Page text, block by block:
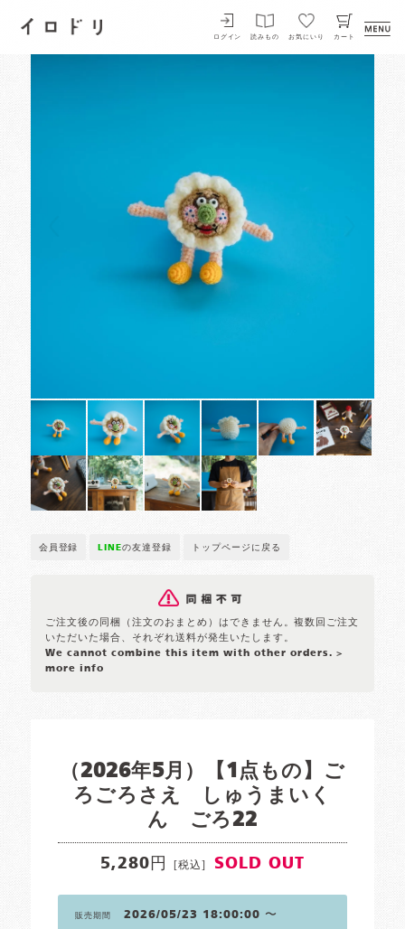
イロドリ
ログイン 読みもの お気にいり カート
会員登録 LINEの友達登録 トップページに戻る
ご注文後の同梱（注文のおまとめ）はできません。複数回ご注文
いただいた場合、それぞれ送料が発生いたします。
We cannot combine this item with other orders. >
more info
（2026年5月）【1点もの】ご
ろごろさえ しゅうまいく
ん ごろ22
5,280円 [税込] SOLD OUT
販売期間 2026/05/23 18:00:00 〜